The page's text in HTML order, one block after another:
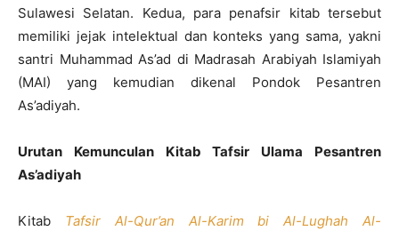
Sulawesi Selatan. Kedua, para penafsir kitab tersebut
memiliki jejak intelektual dan konteks yang sama, yakni
santri Muhammad As’ad di Madrasah Arabiyah Islamiyah
(MAI) yang kemudian dikenal Pondok Pesantren
As’adiyah.
Urutan Kemunculan Kitab Tafsir Ulama Pesantren
As’adiyah
Kitab Tafsir Al-Qur’an Al-Karim bi Al-Lughah Al-